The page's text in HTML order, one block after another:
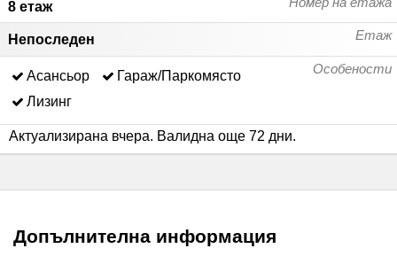
8 етаж
Етаж
Непоследен
Особености
Асансьор
Гараж/Паркомясто
Лизинг
Актуализирана вчера. Валидна още 72 дни.
Допълнителна информация